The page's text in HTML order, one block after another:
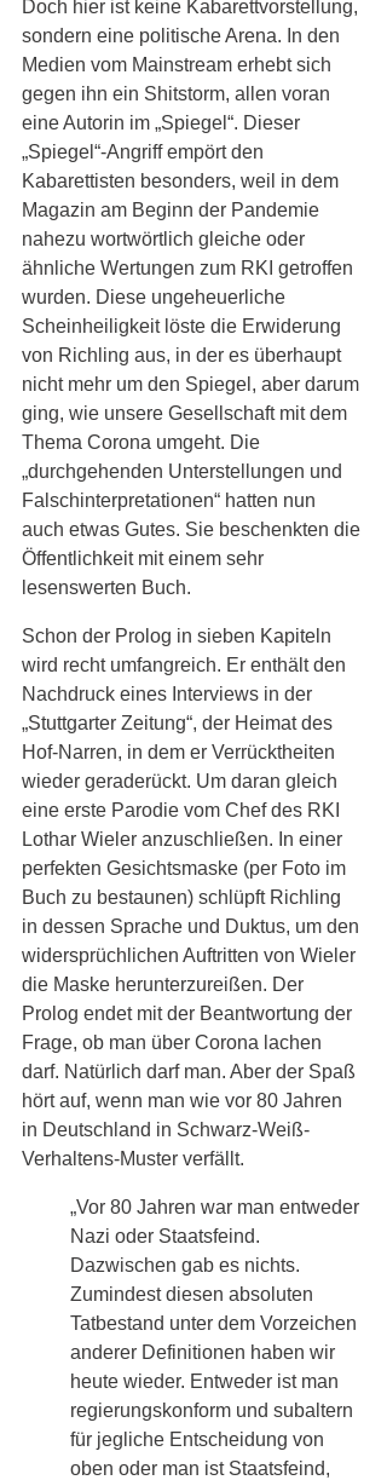
Doch hier ist keine Kabarettvorstellung,
sondern eine politische Arena. In den
Medien vom Mainstream erhebt sich
gegen ihn ein Shitstorm, allen voran
eine Autorin im „Spiegel“. Dieser
„Spiegel“-Angriff empört den
Kabarettisten besonders, weil in dem
Magazin am Beginn der Pandemie
nahezu wortwörtlich gleiche oder
ähnliche Wertungen zum RKI getroffen
wurden. Diese ungeheuerliche
Scheinheiligkeit löste die Erwiderung
von Richling aus, in der es überhaupt
nicht mehr um den Spiegel, aber darum
ging, wie unsere Gesellschaft mit dem
Thema Corona umgeht. Die
„durchgehenden Unterstellungen und
Falschinterpretationen“ hatten nun
auch etwas Gutes. Sie beschenkten die
Öffentlichkeit mit einem sehr
lesenswerten Buch.
Schon der Prolog in sieben Kapiteln
wird recht umfangreich. Er enthält den
Nachdruck eines Interviews in der
„Stuttgarter Zeitung“, der Heimat des
Hof-Narren, in dem er Verrücktheiten
wieder geraderückt. Um daran gleich
eine erste Parodie vom Chef des RKI
Lothar Wieler anzuschließen. In einer
perfekten Gesichtsmaske (per Foto im
Buch zu bestaunen) schlüpft Richling
in dessen Sprache und Duktus, um den
widersprüchlichen Auftritten von Wieler
die Maske herunterzureißen. Der
Prolog endet mit der Beantwortung der
Frage, ob man über Corona lachen
darf. Natürlich darf man. Aber der Spaß
hört auf, wenn man wie vor 80 Jahren
in Deutschland in Schwarz-Weiß-
Verhaltens-Muster verfällt.
„Vor 80 Jahren war man entweder
Nazi oder Staatsfeind.
Dazwischen gab es nichts.
Zumindest diesen absoluten
Tatbestand unter dem Vorzeichen
anderer Definitionen haben wir
heute wieder. Entweder ist man
regierungskonform und subaltern
für jegliche Entscheidung von
oben oder man ist Staatsfeind,